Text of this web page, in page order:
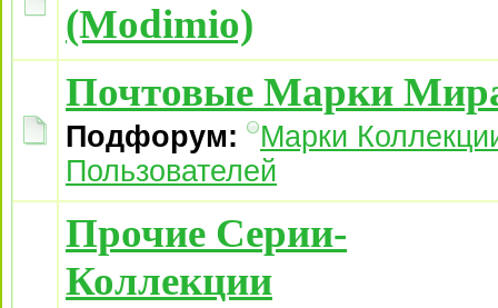
(Modimio)
Почтовые Марки
Подфорум:
Марки
Пользователей
Прочие Серии-
Коллекции